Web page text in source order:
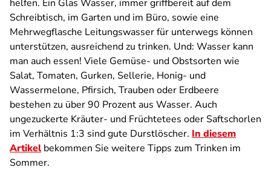
helfen. Ein Glas Wasser, immer griffbereit auf dem
Schreibtisch, im Garten und im Büro, sowie eine
Mehrwegflasche Leitungswasser für unterwegs können
unterstützen, ausreichend zu trinken. Und: Wasser kann
man auch essen! Viele Gemüse- und Obstsorten wie
Salat, Tomaten, Gurken, Sellerie, Honig- und
Wassermelone, Pfirsich, Trauben oder Erdbeere
bestehen zu über 90 Prozent aus Wasser. Auch
ungezuckerte Kräuter- und Früchtetees oder Saftschorlen
im Verhältnis 1:3 sind gute Durstlöscher. In diesem
Artikelbekommen Sie weitere Tipps zum Trinken im
Sommer.